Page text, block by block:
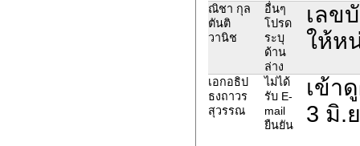
ณิชา กุล
ตันติ
วานิช
อื่นๆ
โปรด
ระบุ
ด้าน
ล่าง
เลข
ให้ห
เอกอธิป
ธงถาวร
สุวรรณ
ไม่ได้
รับ E-
mail
ยืนยัน
เข้า
3 มิ.